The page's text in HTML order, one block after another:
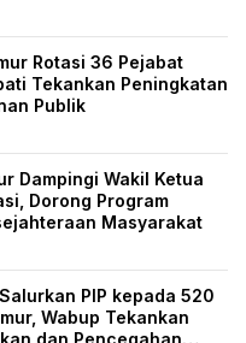
Rotasi 36 Pejabat
Tekankan Peningkatan
Publik
Dampingi Wakil Ketua
Dorong Program
Masyarakat
PIP kepada 520
Wabup Tekankan
dan Pencegahan